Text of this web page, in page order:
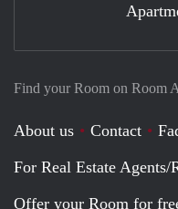
Find your Room on Room
About us Contact
For Real Estate Agents/
Offer your Room for